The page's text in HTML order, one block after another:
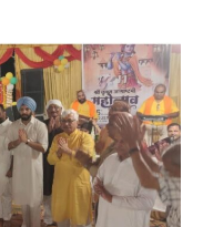
तक भारत मंडपम में होगा
गर्ग
6, 2026
(सेवा) ने पंजाब में सौर
दूर करने के लिए पीएसपीसीएल
से की मुलाकात
6, 2026